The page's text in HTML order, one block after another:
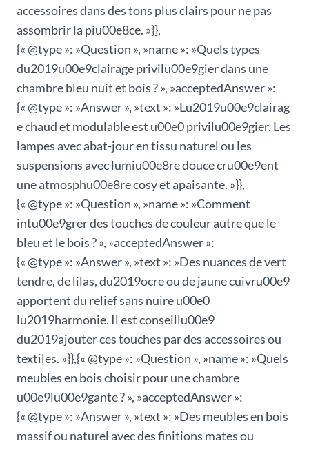
accessoires dans des tons plus clairs pour ne pas
assombrir la piu00e8ce. »}},
{« @type »: »Question », »name »: »Quels types
du2019u00e9clairage privilu00e9gier dans une
chambre bleu nuit et bois ? », »acceptedAnswer »:
{« @type »: »Answer », »text »: »Lu2019u00e9clairag
e chaud et modulable est u00e0 privilu00e9gier. Les
lampes avec abat-jour en tissu naturel ou les
suspensions avec lumiu00e8re douce cru00e9ent
une atmosphu00e8re cosy et apaisante. »}},
{« @type »: »Question », »name »: »Comment
intu00e9grer des touches de couleur autre que le
bleu et le bois ? », »acceptedAnswer »:
{« @type »: »Answer », »text »: »Des nuances de vert
tendre, de lilas, du2019ocre ou de jaune cuivru00e9
apportent du relief sans nuire u00e0
lu2019harmonie. Il est conseillu00e9
du2019ajouter ces touches par des accessoires ou
textiles. »}},{« @type »: »Question », »name »: »Quels
meubles en bois choisir pour une chambre
u00e9lu00e9gante ? », »acceptedAnswer »:
{« @type »: »Answer », »text »: »Des meubles en bois
massif ou naturel avec des finitions mates ou